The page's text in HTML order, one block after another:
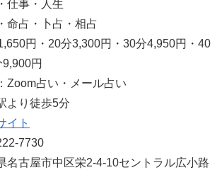
仕事・人生
命占・卜占・相占
円・20分3,300円・30分4,950円・40
円
Zoom占い・メール占い
より徒歩5分
イト
7730
古屋市中区栄2-4-10セントラル広小路